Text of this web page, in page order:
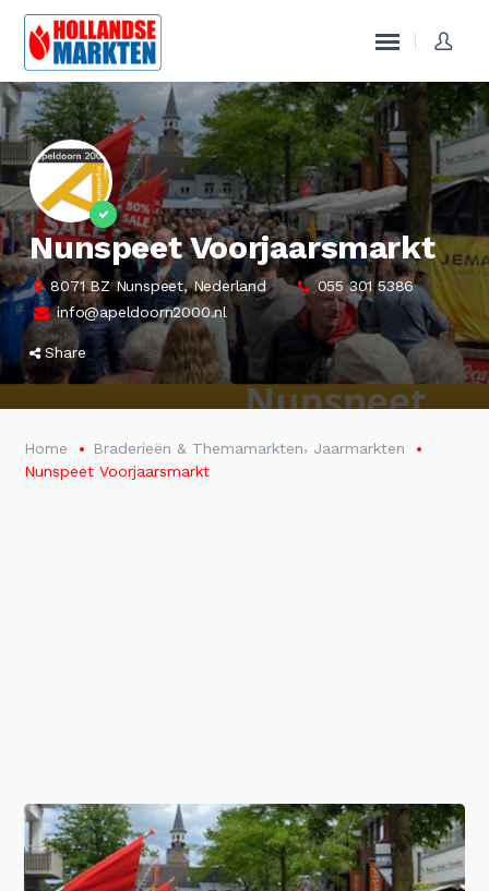
Nunspeet Voorjaarsmarkt
8071 BZ Nunspeet, Nederland
055 301 5386
info@apeldoorn2000.nl
Share
Home Braderieën & Themamarkten, Jaarmarkten
Nunspeet Voorjaarsmarkt